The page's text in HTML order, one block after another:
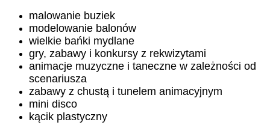
malowanie buziek
modelowanie balonów
wielkie bańki mydlane
gry, zabawy i konkursy z rekwizytami
animacje muzyczne i taneczne w zależności od
scenariusza
zabawy z chustą i tunelem animacyjnym
mini disco
kącik plastyczny